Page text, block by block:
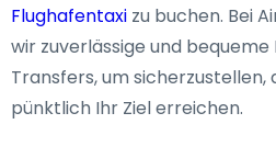
Flughafentaxi zu buchen. Bei
wir zuverlässige und
Transfers, um sicherzustellen,
pünktlich Ihr Ziel erreichen.